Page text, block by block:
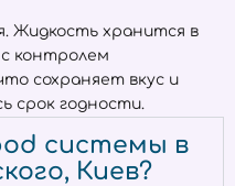
Жидкость хранится в
контролем
сохраняет вкус и
срок годности.
системы в
Киев?